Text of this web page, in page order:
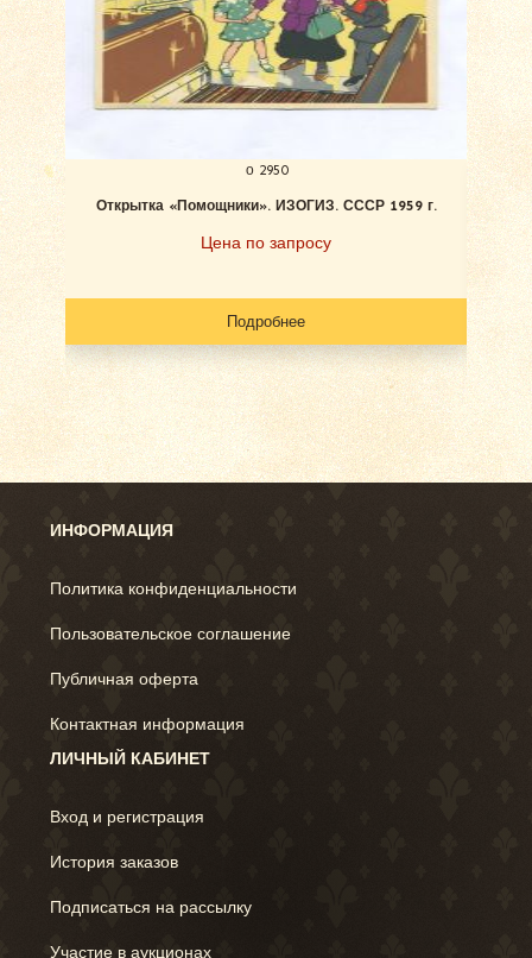
о 2950
Открытка «Помощники». ИЗОГИЗ. СССР 1959 г.
Цена по запросу
Подробнее
ИНФОРМАЦИЯ
Политика конфиденциальности
Пользовательское соглашение
Публичная оферта
Контактная информация
ЛИЧНЫЙ КАБИНЕТ
Вход и регистрация
История заказов
Подписаться на рассылку
Участие в аукционах